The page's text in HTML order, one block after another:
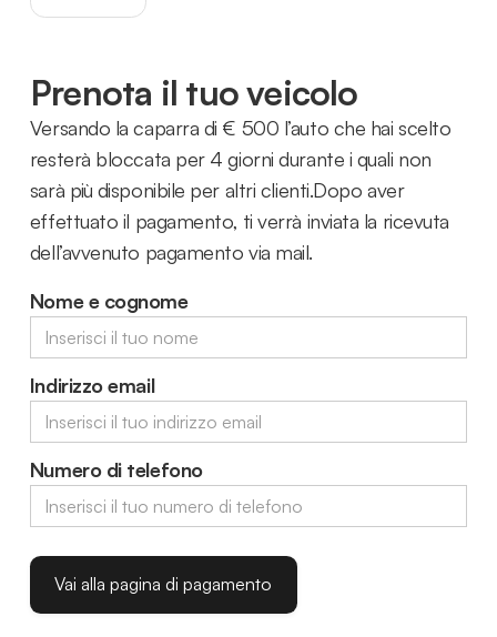
Prenota il tuo veicolo
Versando la caparra di € 500 l’auto che hai scelto
resterà bloccata per 4 giorni durante i quali non
sarà più disponibile per altri clienti.Dopo aver
effettuato il pagamento, ti verrà inviata la ricevuta
dell’avvenuto pagamento via mail.
Nome e cognome
Indirizzo email
Numero di telefono